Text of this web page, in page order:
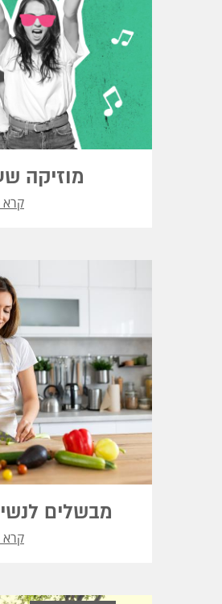
מוזיקה
קרא
מבשלים
קרא